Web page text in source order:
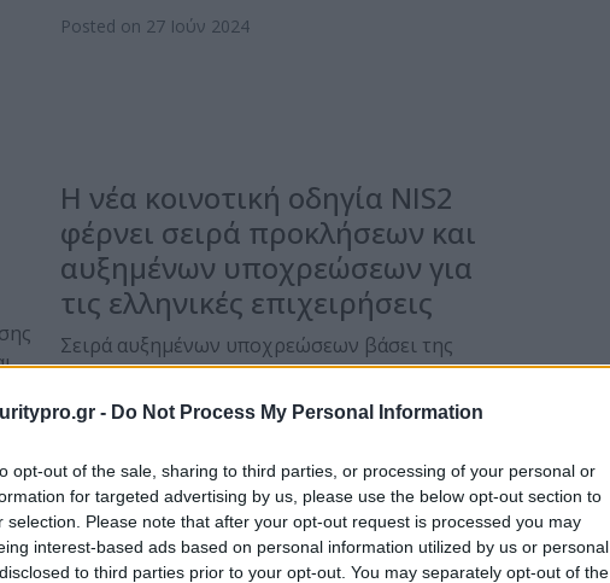
- Do Not Process My Personal Information
opt-out of the sale, sharing to third parties, or processing of your personal or
for targeted advertising by us, please use the below opt-out section to
selection. Please note that after your opt-out request is processed you may
interest-based ads based on personal information utilized by us or personal
to third parties prior to your opt-out. You may separately opt-out of the
Posted on 27 Ιούν 2024
Η νέα κοινοτική οδηγία NIS2
φέρνει σειρά προκλήσεων και
αυξημένων υποχρεώσεων για
τις ελληνικές επιχειρήσεις
Σειρά αυξημένων υποχρεώσεων βάσει της
νέας κοινοτικής Οδηγίας 2022/2555 ή
Οδηγίας NIS2 (Network and Information
αναλάβουν…
Posted on 30 Μάι 2024